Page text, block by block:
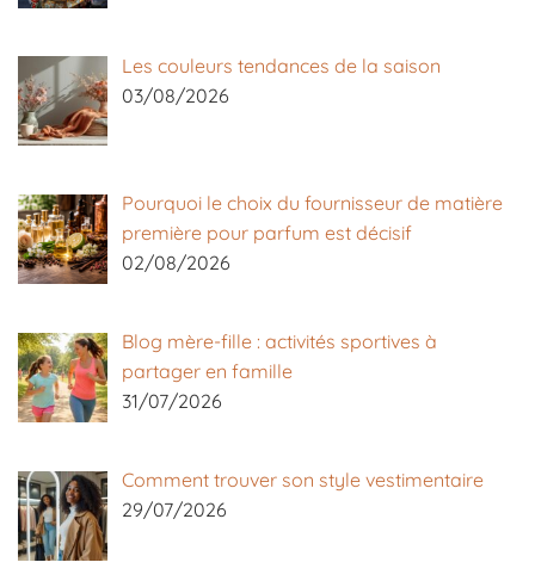
Les couleurs tendances de la saison
03/08/2026
Pourquoi le choix du fournisseur de matière
première pour parfum est décisif
02/08/2026
Blog mère-fille : activités sportives à
partager en famille
31/07/2026
Comment trouver son style vestimentaire
29/07/2026